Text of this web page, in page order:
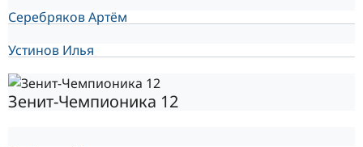
Серебряков Артём
Устинов Илья
Зенит-Чемпионика 12